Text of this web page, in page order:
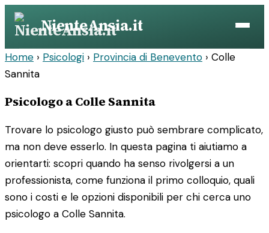
Vai
contenuto
NienteAnsia.it
Home › Psicologi › Provincia di Benevento › Colle
Sannita
Psicologo a Colle Sannita
Trovare lo psicologo giusto può sembrare complicato,
ma non deve esserlo. In questa pagina ti aiutiamo a
orientarti: scopri quando ha senso rivolgersi a un
professionista, come funziona il primo colloquio, quali
sono i costi e le opzioni disponibili per chi cerca uno
psicologo a Colle Sannita.